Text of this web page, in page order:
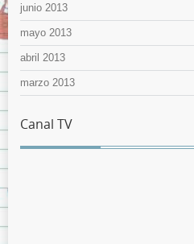
junio 2013
mayo 2013
abril 2013
marzo 2013
Canal TV